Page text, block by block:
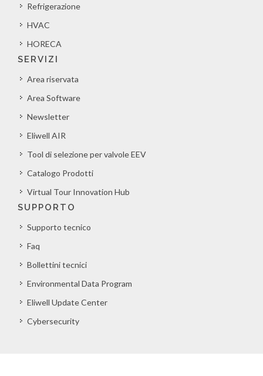
Refrigerazione
HVAC
HORECA
SERVIZI
Area riservata
Area Software
Newsletter
Eliwell AIR
Tool di selezione per valvole EEV
Catalogo Prodotti
Virtual Tour Innovation Hub
SUPPORTO
Supporto tecnico
Faq
Bollettini tecnici
Environmental Data Program
Eliwell Update Center
Cybersecurity